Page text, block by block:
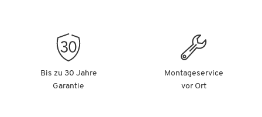
Bis zu 30 Jahre
Garantie
Montageservice
vor Ort